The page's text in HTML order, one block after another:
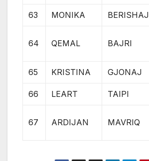
63 MONIKA BERISHAJ
64 QEMAL BAJRI
65 KRISTINA GJONAJ
66 LEART TAIPI
67 ARDIJAN MAVRIQ